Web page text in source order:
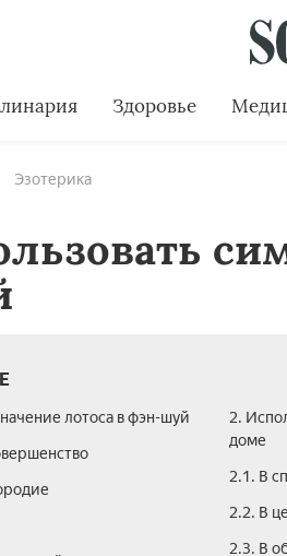
Здоровье
Эзотерика
лотоса в фэн-шуй
2.
доме
2.1. В
2.2. В
2.3. В